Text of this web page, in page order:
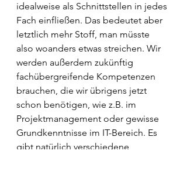
idealweise als Schnittstellen in jedes
Fach einfließen. Das bedeutet aber
letztlich mehr Stoff, man müsste
also woanders etwas streichen. Wir
werden außerdem zukünftig
fachübergreifende Kompetenzen
brauchen, die wir übrigens jetzt
schon benötigen, wie z.B. im
Projektmanagement oder gewisse
Grundkenntnisse im IT-Bereich. Es
gibt natürlich verschiedene